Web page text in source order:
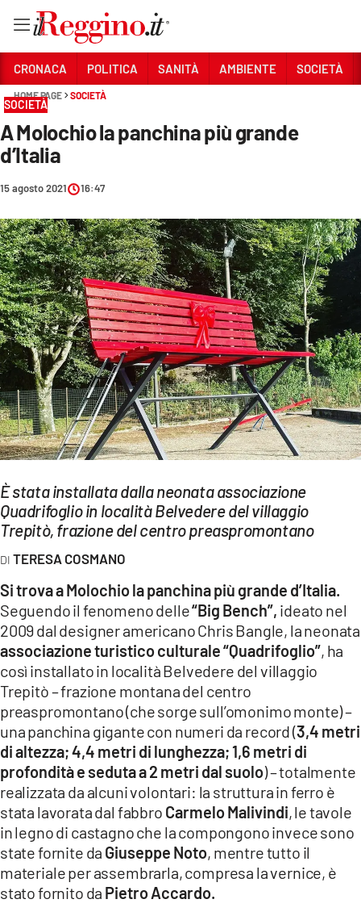
Sezioni
CRONACA
AMBIENTE
SOCIETÀ
CULTURA
ECONOMIA E LAVORO
EVENTI
SPORT
Streaming
LAC TV
LAC NETWORK
LAC ONAIR
Network
LACPLAY.IT
LACTV.IT
LACONAIR.IT
LACITYMAG.IT
ILREGGINO.IT
COSENZACHANNEL.IT
ILVIBONESE.IT
CATANZAROCHANNEL.IT
CRONACA POLITICA SANITÀ AMBIENTE SOCIETÀ
HOME PAGE SOCIETÀ
SOCIETÀ
A Molochio la panchina più grande
d’Italia
15 agosto 2021 16:47
È stata installata dalla neonata associazione
Quadrifoglio in località Belvedere del villaggio
Trepitò, frazione del centro preaspromontano
TERESA COSMANO
Si trova a Molochio la panchina più grande d’Italia.
Seguendo il fenomeno delle“Big Bench”, ideato nel
2009 dal designer americano Chris Bangle, la neonata
associazione turistico culturale “Quadrifoglio”, ha
così installato in località Belvedere del villaggio
Trepitò – frazione montana del centro
preaspromontano (che sorge sull’omonimo monte) –
una panchina gigante con numeri da record (3,4 metri
di altezza; 4,4 metri di lunghezza; 1,6 metri di
profondità e seduta a 2 metri dal suolo) – totalmente
realizzata da alcuni volontari: la struttura in ferro è
stata lavorata dal fabbro Carmelo Malivindi, le tavole
in legno di castagno che la compongono invece sono
state fornite da Giuseppe Noto, mentre tutto il
materiale per assembrarla, compresa la vernice, è
stato fornito da Pietro Accardo.